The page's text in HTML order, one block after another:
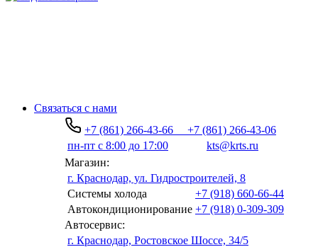
Связаться с нами
+7 (861) 266-43-66
+7 (861) 266-43-06
пн-пт с 8:00 до 17:00
kts@krts.ru
Магазин:
г. Краснодар, ул. Гидростроителей, 8
Системы холода
+7 (918) 660-66-44
Автокондиционирование +7 (918) 0-309-309
Автосервис:
г. Краснодар, Ростовское Шоссе, 34/5